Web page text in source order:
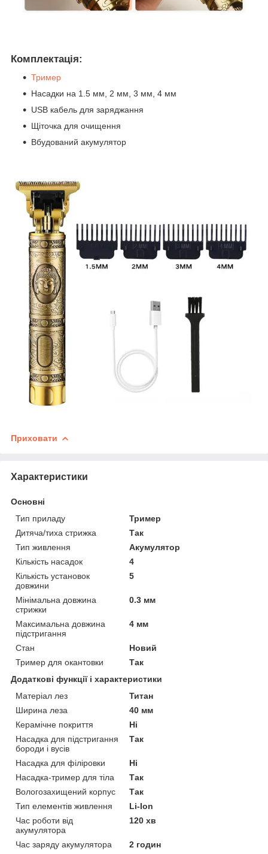
Комплектація:
Тример
Насадки на 1.5 мм, 2 мм, 3 мм, 4 мм
USB кабель для заряджання
Щіточка для очищення
Вбудований акумулятор
Приховати
Характеристики
Основні
Тип приладу
Тример
Дитяча/тиха стрижка
Так
Тип живлення
Акумулятор
Кількість насадок
4
Кількість установок
довжини
5
Мінімальна довжина
стрижки
0.3 мм
Максимальна довжина
підстригання
4 мм
Стан
Новий
Тример для окантовки
Так
Додаткові функції і характеристики
Матеріал лез
Титан
Ширина леза
40 мм
Керамічне покриття
Ні
Насадка для підстригання
бороди і вусів
Так
Насадка для філіровки
Ні
Насадка-тример для тіла
Так
Вологозахищений корпус
Так
Тип елементів живлення
Li-Ion
Час роботи від
акумулятора
120 хв
Час заряду акумулятора 2 годин